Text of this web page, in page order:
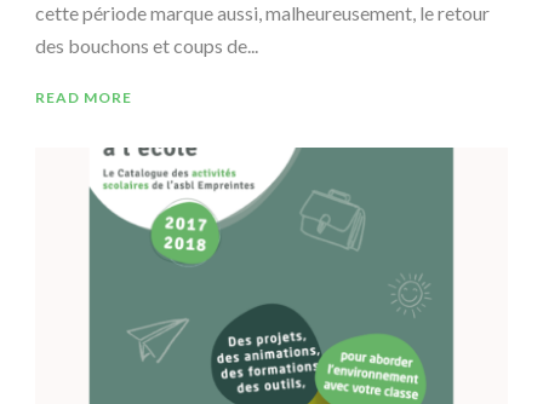
cette période marque aussi, malheureusement, le retour
des bouchons et coups de...
READ MORE